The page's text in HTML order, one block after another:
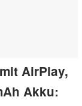
AirPlay,
Akku: